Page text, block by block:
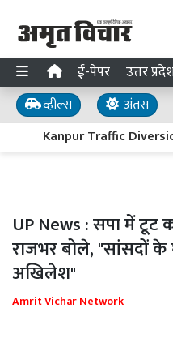
ई-पेपर उत्तर
व्हील्स अंतस
Kanpur Traffic
UP News : सपा में टूट
राजभर बोले, "सांसदों
अखिलेश"
Amrit Vichar Network